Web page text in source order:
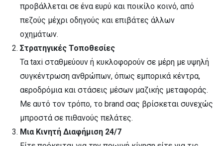
προβάλλεται σε ένα ευρύ και ποικίλο κοινό, από
πεζούς μέχρι οδηγούς και επιβάτες άλλων
οχημάτων.
Στρατηγικές Τοποθεσίες
Τα taxi σταθμεύουν ή κυκλοφορούν σε μέρη με υψηλή
συγκέντρωση ανθρώπων, όπως εμπορικά κέντρα,
αεροδρόμια και στάσεις μέσων μαζικής μεταφοράς.
Με αυτό τον τρόπο, το brand σας βρίσκεται συνεχώς
μπροστά σε πιθανούς πελάτες.
Μια Κινητή Διαφήμιση 24/7